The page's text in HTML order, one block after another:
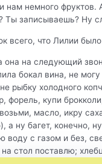
нам немного фруктов.
Ты записываешь? Ну
всего, что Лилии
она на следующий
бокал вина, не могу
рыбку холодного
форель, купи
масло, икру
а ну багет, конечно,
воду с газом и без,
стол поставлю;